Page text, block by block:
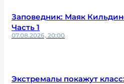
Заповедник: Маяк
Часть 1
07.08.2026, 20:00
Экстремалы покажут